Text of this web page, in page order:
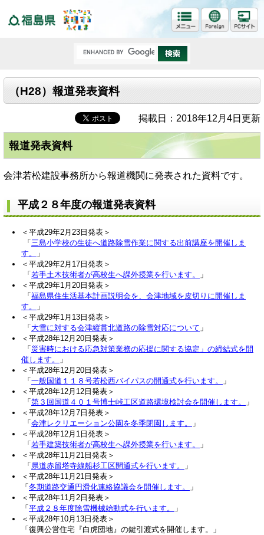
（H28）報道発表資料
掲載日：2018年12月4日更新
報道発表資料
会津若松建設事務所から報道機関に発表された資料です。
平成２８年度の報道発表資料
＜平成29年2月23日発表＞
「 三島小学校の生徒へ道路除雪作業に関する出前講座を開催しま
す。
」
＜平成29年2月17日発表＞
「 若手土木技術者が高校生へ課外授業を行います。
」
＜平成29年1月20日発表＞
「 福島県住生活基本計画説明会を、会津地域を皮切りに開催しま
す。
」
＜平成29年1月13日発表＞
「 大雪に対する会津縦貫北道路の除雪対応について 」
＜平成28年12月20日発表＞
「 災害時における応急対策業務の応援に関する協定」の締結式を開
催します。
」
＜平成28年12月20日発表＞
「 一般国道１１８号若松西バイパスの開通式を行います。
」
＜平成28年12月12日発表＞
「 第３回国道４０１号博士峠工区道路環境検討会を開催します。
」
＜平成28年12月7日発表＞
「 会津レクリエーション公園を冬季閉園します。
」
＜平成28年12月1日発表＞
「 若手建築技術者が高校生へ課外授業を行います。
」
＜平成28年11月21日発表＞
「 県道赤留塔寺線船杉工区開通式を行います。
」
＜平成28年11月21日発表＞
「 冬期道路交通円滑化連絡協議会を開催します。
」
＜平成28年11月2日発表＞
「 平成２８年度除雪機械始動式を行います。
」
＜平成28年10月13日発表＞
「復興公営住宅『白虎団地』の鍵引渡式を開催します。」